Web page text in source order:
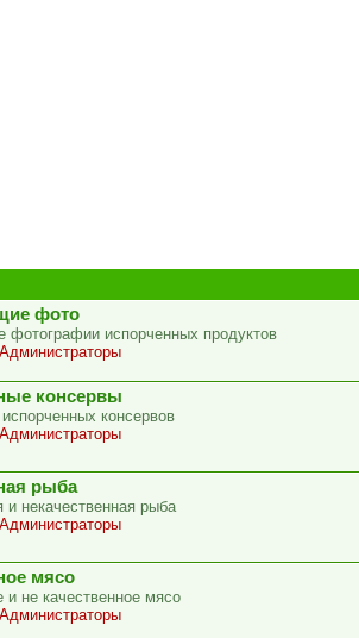
фото
фотографии испорченных продуктов
Администраторы
консервы
консервов
Администраторы
рыба
и некачественная рыба
Администраторы
мясо
и не качественное мясо
Администраторы